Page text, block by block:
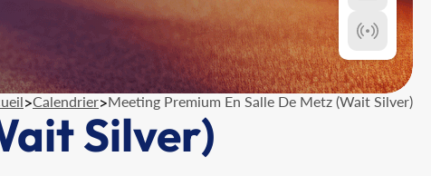
>Calendrier>Meeting Premium En Salle De Metz (Wait Silver)
Silver)